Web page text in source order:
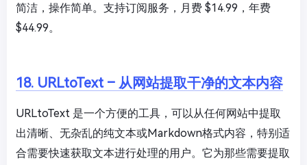
简洁，操作简单。支持订阅服务，月费 $14.99，年费
$44.99。
18. URLtoText – 从网站提取干净的文本内容
URLtoText 是一个方便的工具，可以从任何网站中提取
出清晰、无杂乱的纯文本或Markdown格式内容，特别适
合需要快速获取文本进行处理的用户。它为那些需要提取